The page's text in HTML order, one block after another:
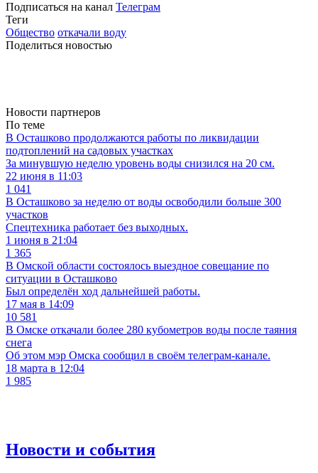
Подписаться на канал Телеграм
Теги
Общество откачали воду
Поделиться новостью
Новости партнеров
По теме
В Осташково продолжаются работы по ликвидации
подтоплений на садовых участках
За минувшую неделю уровень воды снизился на 20 см.
22 июня в 11:03
1 041
В Осташково за неделю от воды освободили больше 300
участков
Спецтехника работает без выходных.
1 июня в 21:04
1 365
В Омской области состоялось выездное совещание по
ситуации в Осташково
Был определён ход дальнейшей работы.
17 мая в 14:09
10 581
В Омске откачали более 280 кубометров воды после таяния
снега
Об этом мэр Омска сообщил в своём телеграм-канале.
18 марта в 12:04
1 985
Новости и события